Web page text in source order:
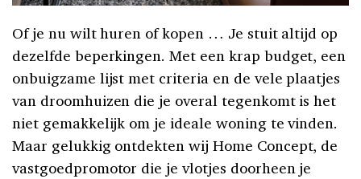
Of je nu wilt huren of kopen … Je stuit altijd op
dezelfde beperkingen. Met een krap budget, een
onbuigzame lijst met criteria en de vele plaatjes
van droomhuizen die je overal tegenkomt is het
niet gemakkelijk om je ideale woning te vinden.
Maar gelukkig ontdekten wij Home Concept, de
vastgoedpromotor die je vlotjes doorheen je